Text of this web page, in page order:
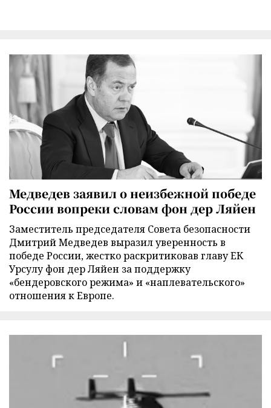
Медведев заявил о неизбежной победе
России вопреки словам фон дер Ляйен
Заместитель председателя Совета безопасности
Дмитрий Медведев выразил уверенность в
победе России, жестко раскритиковав главу ЕК
Урсулу фон дер Ляйен за поддержку
«бендеровского режима» и «наплевательского»
отношения к Европе.